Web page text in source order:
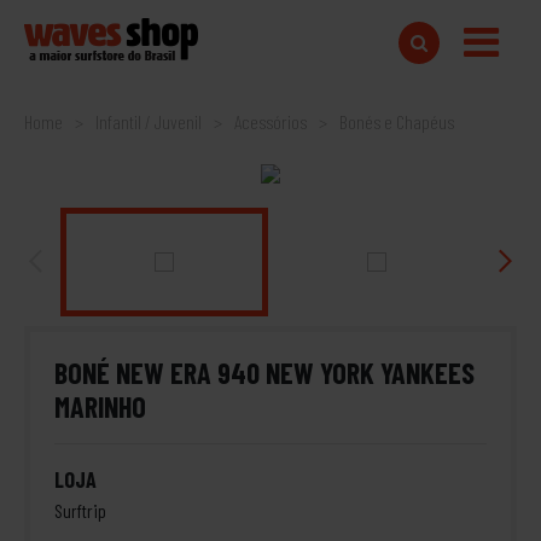
Home
BONÉ NEW ERA 940 NEW YORK YANKEES
MARINHO
LOJA
Surftrip